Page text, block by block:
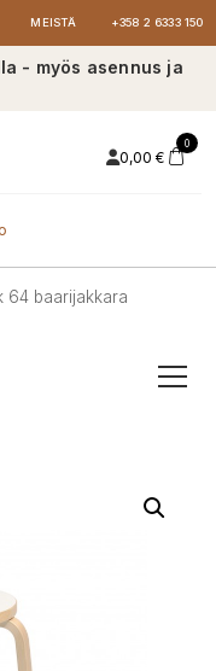
MEISTÄ +358 2 6333 150
- myös asennus ja
0,00 €
0
64 baarijakkara